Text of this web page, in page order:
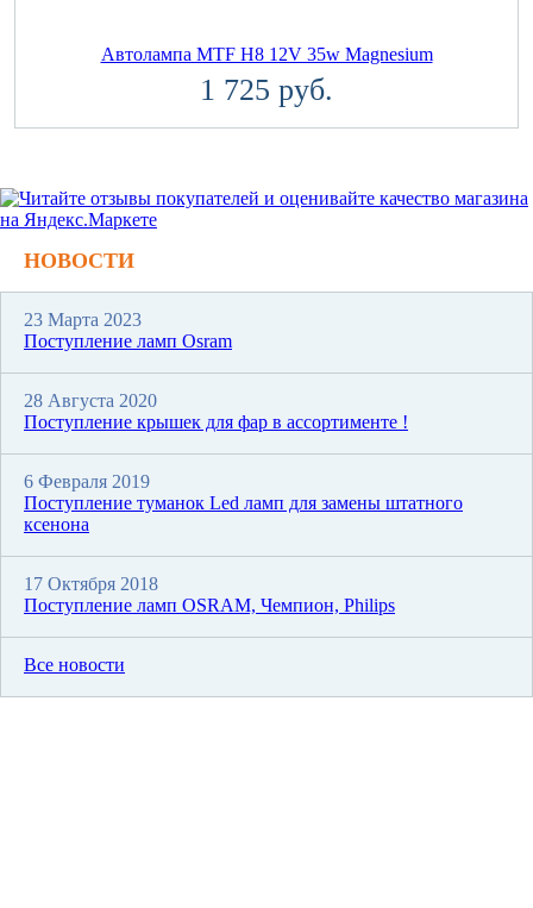
Автолампа MTF H8 12V 35w Magnesium
1 725 руб.
НОВОСТИ
23 Марта 2023
Поступление ламп Osram
28 Августа 2020
Поступление крышек для фар в ассортименте !
6 Февраля 2019
Поступление туманок Led ламп для замены штатного
ксенона
17 Октября 2018
Поступление ламп OSRAM, Чемпион, Philips
Все новости